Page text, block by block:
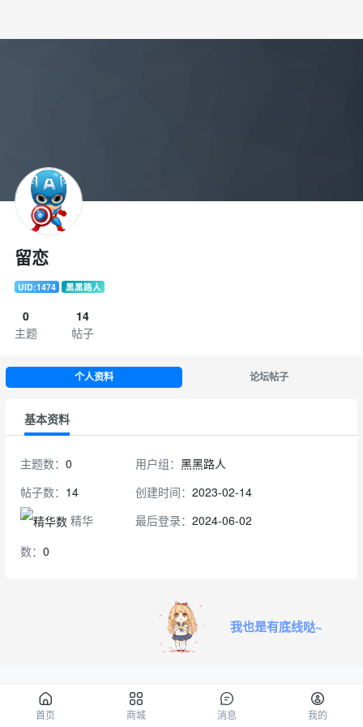
留恋
UID:1474 黑黑路人
0
主题
14
帖子
个人资料 论坛帖子
基本资料
主题数： 0
帖子数： 14
精华
数： 0
用户组：黑黑路人
创建时间：2023-02-14
最后登录：2024-06-02
我也是有底线哒~
Xiuno BBS 154308767
Theme By
NOTEWEB
首页 商城 消息 我的